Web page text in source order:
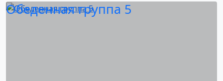
Обеденная группа 5